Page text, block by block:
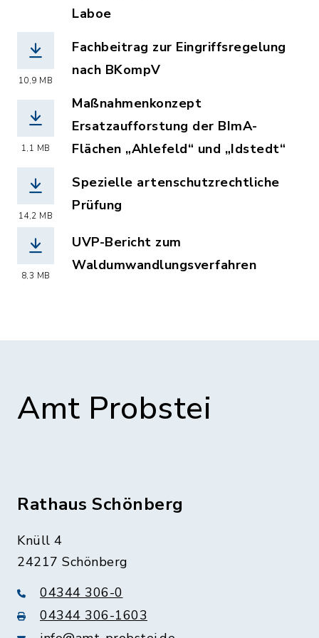
Laboe
10,9 MB
Fachbeitrag zur Eingriffsregelung
nach BKompV
1,1 MB
Maßnahmenkonzept
Ersatzaufforstung der BImA-
Flächen „Ahlefeld“ und „Idstedt“
14,2 MB
Spezielle artenschutzrechtliche
Prüfung
8,3 MB
UVP-Bericht zum
Waldumwandlungsverfahren
Amt Probstei
Rathaus Schönberg
Knüll 4
24217 Schönberg
04344 306-0
04344 306-1603